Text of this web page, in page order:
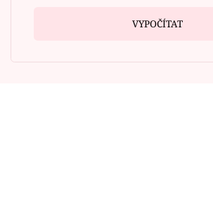
VYPOČÍTAT